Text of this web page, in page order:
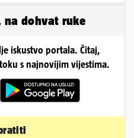
na dohvat ruke
iskustvo portala. Čitaj,
s najnovijim vijestima.